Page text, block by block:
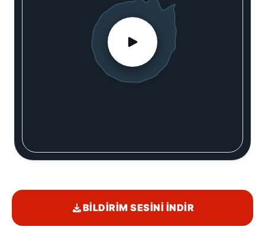
BILDIRIM SESINI İNDIR